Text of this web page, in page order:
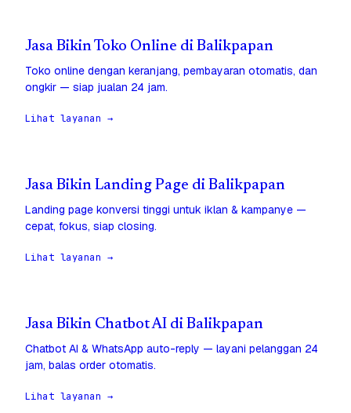
Jasa Bikin Toko Online di Balikpapan
Toko online dengan keranjang, pembayaran otomatis, dan
ongkir — siap jualan 24 jam.
Lihat layanan →
Jasa Bikin Landing Page di Balikpapan
Landing page konversi tinggi untuk iklan & kampanye —
cepat, fokus, siap closing.
Lihat layanan →
Jasa Bikin Chatbot AI di Balikpapan
Chatbot AI & WhatsApp auto-reply — layani pelanggan 24
jam, balas order otomatis.
Lihat layanan →